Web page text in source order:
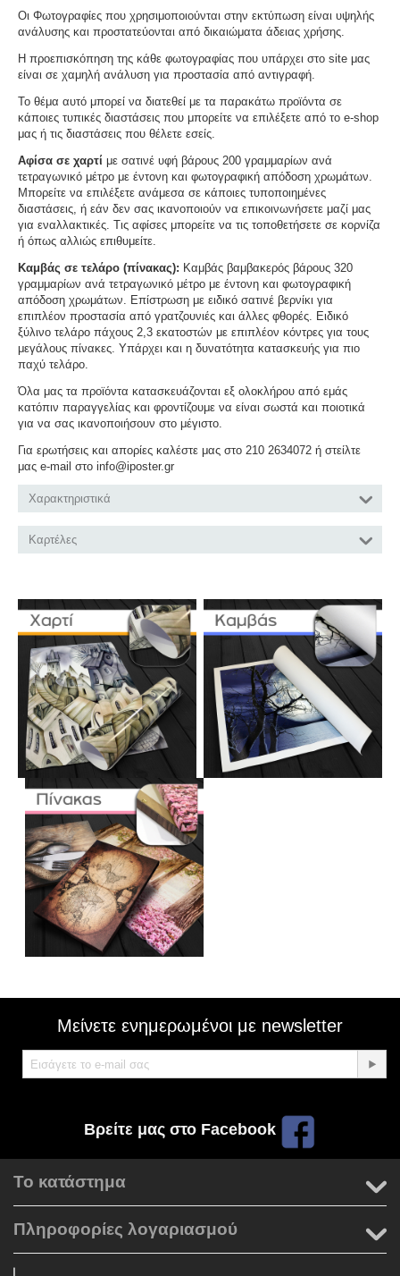
Οι Φωτογραφίες που χρησιμοποιούνται στην εκτύπωση είναι υψηλής
ανάλυσης και προστατεύονται από δικαιώματα άδειας χρήσης.
Η προεπισκόπηση της κάθε φωτογραφίας που υπάρχει στο site μας
είναι σε χαμηλή ανάλυση για προστασία από αντιγραφή.
Το θέμα αυτό μπορεί να διατεθεί με τα παρακάτω προϊόντα σε
κάποιες τυπικές διαστάσεις που μπορείτε να επιλέξετε από το e-shop
μας ή τις διαστάσεις που θέλετε εσείς.
Αφίσα σε χαρτί με σατινέ υφή βάρους 200 γραμμαρίων ανά
τετραγωνικό μέτρο με έντονη και φωτογραφική απόδοση χρωμάτων.
Μπορείτε να επιλέξετε ανάμεσα σε κάποιες τυποποιημένες
διαστάσεις, ή εάν δεν σας ικανοποιούν να επικοινωνήσετε μαζί μας
για εναλλακτικές. Τις αφίσες μπορείτε να τις τοποθετήσετε σε κορνίζα
ή όπως αλλιώς επιθυμείτε.
Καμβάς σε τελάρο (πίνακας): Καμβάς βαμβακερός βάρους 320
γραμμαρίων ανά τετραγωνικό μέτρο με έντονη και φωτογραφική
απόδοση χρωμάτων. Επίστρωση με ειδικό σατινέ βερνίκι για
επιπλέον προστασία από γρατζουνιές και άλλες φθορές. Ειδικό
ξύλινο τελάρο πάχους 2,3 εκατοστών με επιπλέον κόντρες για τους
μεγάλους πίνακες. Υπάρχει και η δυνατότητα κατασκευής για πιο
παχύ τελάρο.
Όλα μας τα προϊόντα κατασκευάζονται εξ ολοκλήρου από εμάς
κατόπιν παραγγελίας και φροντίζουμε να είναι σωστά και ποιοτικά
για να σας ικανοποιήσουν στο μέγιστο.
Για ερωτήσεις και απορίες καλέστε μας στο 210 2634072 ή στείλτε
μας e-mail στο info@iposter.gr
Χαρακτηριστικά
Καρτέλες
Μείνετε ενημερωμένοι με newsletter
Βρείτε μας στο Facebook
Το κατάστημα
Πληροφορίες λογαριασμού